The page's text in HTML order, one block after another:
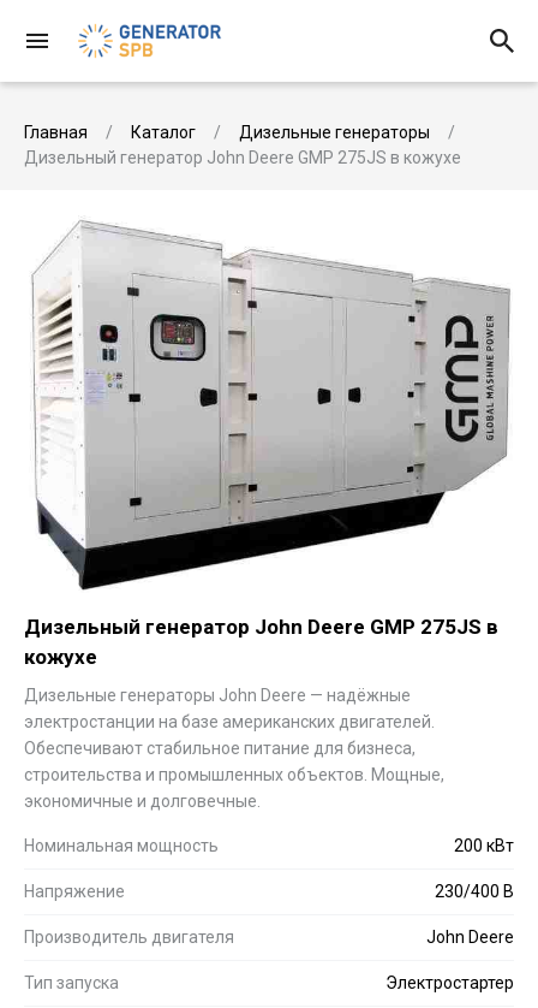
Главная Каталог
Дизельные генераторы
Дизельный генератор John Deere GMP 275JS в кожухе
Дизельный генератор John Deere GMP 275JS в
кожухе
Дизельные генераторы John Deere — надёжные
электростанции на базе американских двигателей.
Обеспечивают стабильное питание для бизнеса,
строительства и промышленных объектов. Мощные,
экономичные и долговечные.
Номинальная мощность 200 кВт
Напряжение 230/400 В
Производитель двигателя John Deere
Тип запуска Электростартер